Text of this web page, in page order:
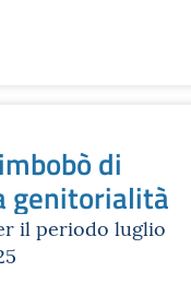
di
genitorialità
il periodo luglio